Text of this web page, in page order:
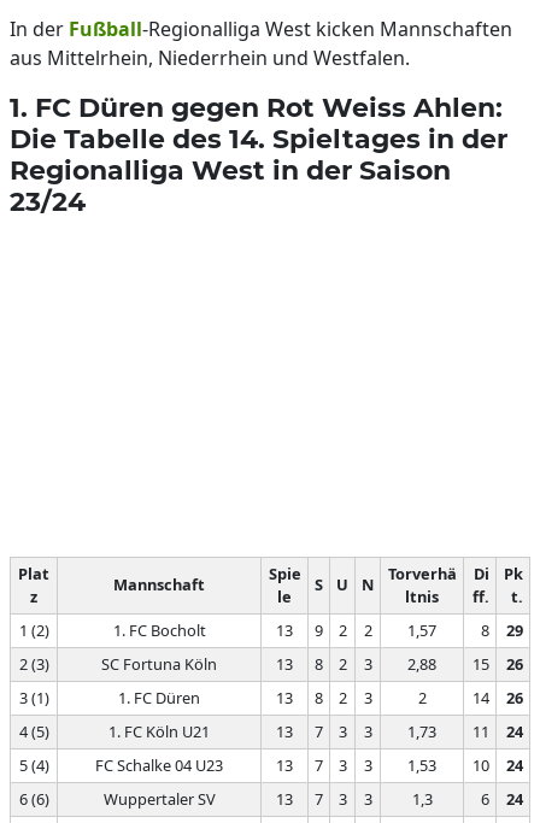
In der Fußball-Regionalliga West kicken Mannschaften
aus Mittelrhein, Niederrhein und Westfalen.
1. FC Düren gegen Rot Weiss Ahlen:
Die Tabelle des 14. Spieltages in der
Regionalliga West in der Saison
23/24
Plat
z
Mannschaft
Spie
le
S U N
Torverhä
ltnis
Di
ff.
Pk
t.
1 (2)
1. FC Bocholt 13 9 2 2 1,57 8
29
2 (3)
SC Fortuna Köln 13 8 2 3 2,88 15
26
3 (1)
1. FC Düren 13 8 2 3 2 14
26
4 (5)
1. FC Köln U21 13 7 3 3 1,73 11
24
5 (4)
FC Schalke 04 U23 13 7 3 3 1,53 10
24
6 (6)
Wuppertaler SV 13 7 3 3 1,3 6
24